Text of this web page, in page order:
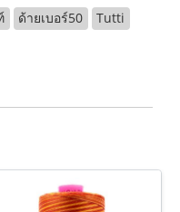
ด้ายเบอร์50
Tutti